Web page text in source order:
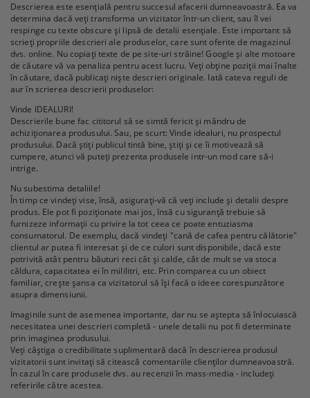
Descrierea este esențială pentru succesul afacerii dumneavoastră. Ea va
determina dacă veți transforma un vizitator într-un client, sau îl vei
respinge cu texte obscure și lipsă de detalii esențiale. Este important să
scrieți propriile descrieri ale produselor, care sunt oferite de magazinul
dvs. online. Nu copiați texte de pe site-uri străine! Google și alte motoare
de căutare vă va penaliza pentru acest lucru. Veți obține poziții mai înalte
în căutare, dacă publicați niște descrieri originale. Iată cateva reguli de
aur în scrierea descrierii produselor:
Vinde IDEALURI!
Descrierile bune fac cititorul să se simtă fericit și mândru de
achiziționarea produsului. Sau, pe scurt: Vinde idealuri, nu prospectul
produsului. Dacă știți publicul tintă bine, știți și ce îi motivează să
cumpere, atunci vă puteți prezenta produsele intr-un mod care să-i
intrige.
Nu subestima detaliile!
În timp ce vindeți vise, însă, asigurați-vă că veți include și detalii despre
produs. Ele pot fi poziționate mai jos, însă cu siguranță trebuie să
furnizeze informații cu privire la tot ceea ce poate entuziasma
consumatorul. De exemplu, dacă vindeți "cană de cafea pentru călătorie"
clientul ar putea fi interesat și de ce culori sunt disponibile, dacă este
potrivită atât pentru băuturi reci cât și calde, cât de mult se va stoca
căldura, capacitatea ei în mililitri, etc. Prin comparea cu un obiect
familiar, crește șansa ca vizitatorul să își facă o ideee corespunzătore
asupra dimensiunii.
Imaginile sunt de asemenea importante, dar nu se aștepta să înlocuiască
necesitatea unei descrieri completă - unele detalii nu pot fi determinate
prin imaginea produsului.
Veți câștiga o credibilitate suplimentară dacă în descrierea produsul
vizitatorii sunt invitați să citească comentariile clienților dumneavoastră.
În cazul în care produsele dvs. au recenzii în mass-media - includeți
referirile către acestea.